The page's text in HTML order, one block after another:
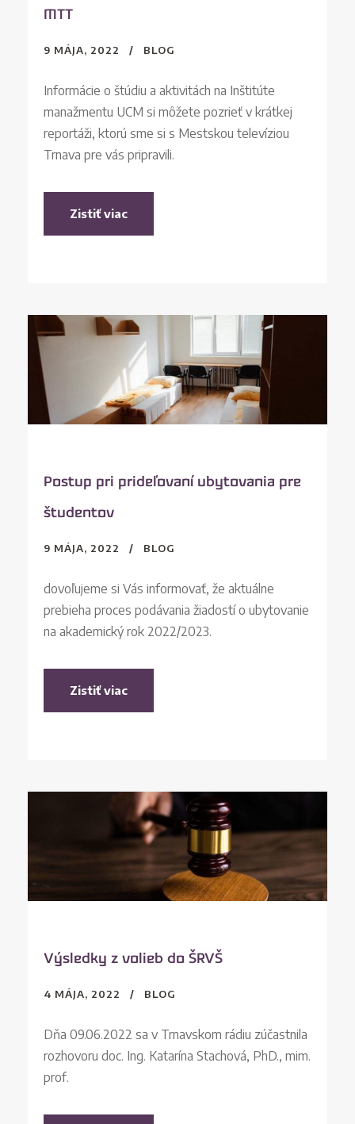
MTT
9 MÁJA, 2022 BLOG
Informácie o štúdiu a aktivitách na Inštitúte
manažmentu UCM si môžete pozrieť v krátkej
reportáži, ktorú sme si s Mestskou televíziou
Trnava pre vás pripravili.
Zistiť viac
Postup pri prideľovaní ubytovania pre
študentov
9 MÁJA, 2022 BLOG
dovoľujeme si Vás informovať, že aktuálne
prebieha proces podávania žiadostí o ubytovanie
na akademický rok 2022/2023.
Zistiť viac
Výsledky z volieb do ŠRVŠ
4 MÁJA, 2022 BLOG
Dňa 09.06.2022 sa v Trnavskom rádiu zúčastnila
rozhovoru doc. Ing. Katarína Stachová, PhD., mim.
prof.